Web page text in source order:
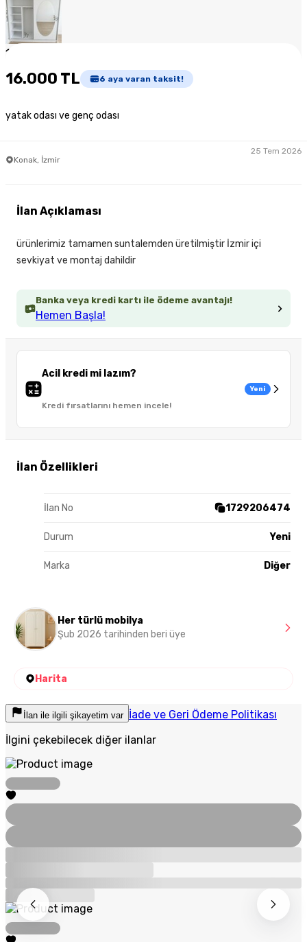
1
16.000 TL 6 aya varan taksit!
yatak odası ve genç odası
Konak, İzmir
25 Tem 2026
Banka veya kredi kartı ile ödeme avantajı!
Hemen Başla!
Acil kredi mi lazım?
Kredi fırsatlarını hemen incele!
Yeni
İlan Özellikleri
İlan No 1729206474
Durum Yeni
Marka Diğer
İlan Açıklaması
ürünlerimiz tamamen suntalemden üretilmiştir İzmir içi
sevkiyat ve montaj dahildir
Her türlü mobilya
Şub 2026 tarihinden beri üye
Harita
İlan ile ilgili şikayetim var İade ve Geri Ödeme Politikası
İlgini çekebilecek diğer ilanlar